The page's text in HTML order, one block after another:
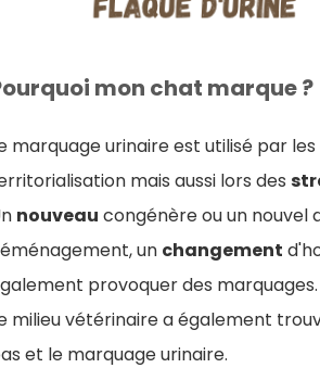
mon chat marque ?
marquage urinaire est utilisé par
mais aussi lors des
nouveau congénère ou un
un changement
provoquer des marquages.
milieu vétérinaire a également
et le marquage urinaire.